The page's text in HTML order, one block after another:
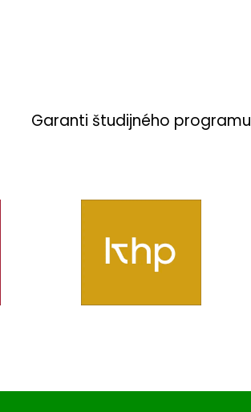
Garanti študijného programu